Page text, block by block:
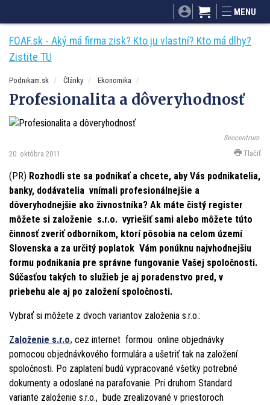
Mnamky-recepty.sk
MENU
FOAF.sk - Aký má firma zisk? Kto ju vlastní? Kto má dlhy?
Zistite TU
Podnikam.sk Články Ekonomika
Profesionalita a dôveryhodnosť
Seocentrum
20. októbra 2011 Tlačiť
(PR) Rozhodli ste sa podnikať a chcete, aby Vás podnikatelia,
banky, dodávatelia vnímali profesionálnejšie a
dôveryhodnejšie ako živnostníka? Ak máte čistý register
môžete si založenie s.r.o. vyriešiť sami alebo môžete túto
činnosť zveriť odborníkom, ktorí pôsobia na celom území
Slovenska a za určitý poplatok Vám ponúknu najvhodnejšiu
formu podnikania pre správne fungovanie Vašej spoločnosti.
Súčasťou takých to služieb je aj poradenstvo pred, v
priebehu ale aj po založení spoločnosti.
Vybrať si môžete z dvoch variantov založenia s.r.o.:
Založenie s.r.o. cez internet formou online objednávky
pomocou objednávkového formulára a ušetriť tak na založení
spoločnosti. Po zaplatení budú vypracované všetky potrebné
dokumenty a odoslané na parafovanie. Pri druhom Standard
variante založenie s.r.o., bude zrealizované v priestoroch